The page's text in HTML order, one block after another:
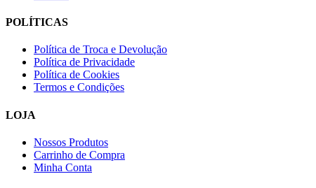
POLÍTICAS
Política de Troca e Devolução
Política de Privacidade
Política de Cookies
Termos e Condições
LOJA
Nossos Produtos
Carrinho de Compra
Minha Conta